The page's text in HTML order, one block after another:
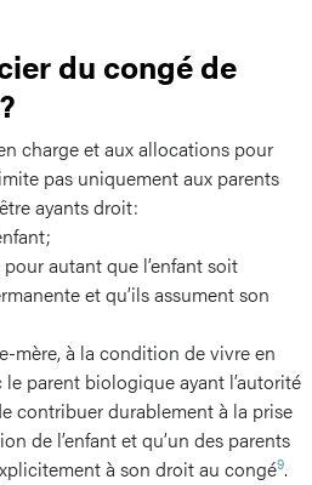
du congé de
charge et aux allocations pour
pas uniquement aux parents
ayants droit:
autant que l’enfant soit
et qu’ils assument son
mère, à la condition de vivre en
parent biologique ayant l’autorité
contribuer durablement à la prise
de l’enfant et qu’un des parents
à son droit au congé9.